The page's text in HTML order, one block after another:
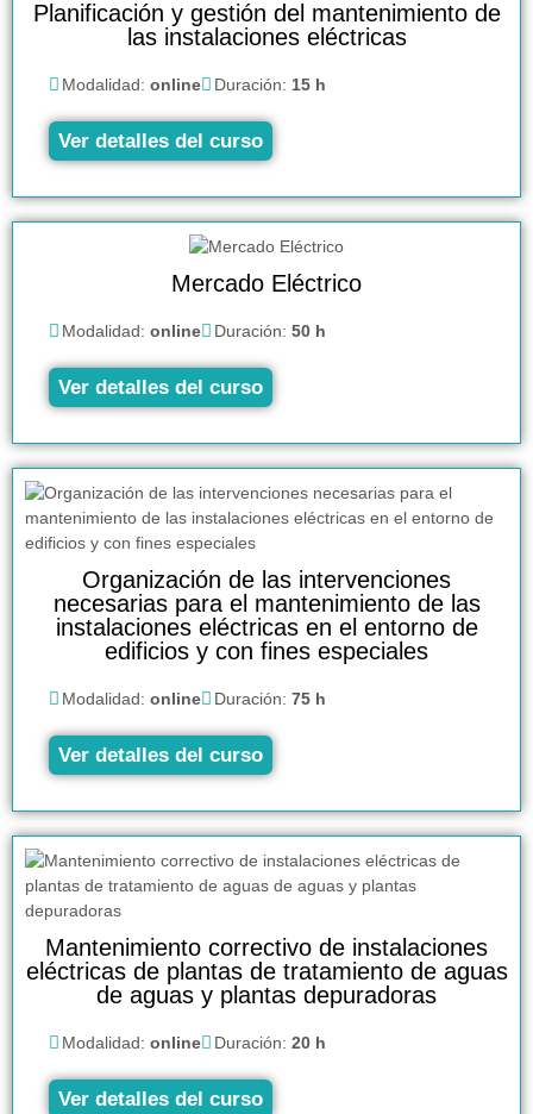
Planificación y gestión del mantenimiento de
las instalaciones eléctricas
Modalidad: online Duración: 15 h
Ver detalles del curso
Mercado Eléctrico
Modalidad: online Duración: 50 h
Ver detalles del curso
Organización de las intervenciones
necesarias para el mantenimiento de las
instalaciones eléctricas en el entorno de
edificios y con fines especiales
Modalidad: online Duración: 75 h
Ver detalles del curso
Mantenimiento correctivo de instalaciones
eléctricas de plantas de tratamiento de aguas
de aguas y plantas depuradoras
Modalidad: online Duración: 20 h
Ver detalles del curso